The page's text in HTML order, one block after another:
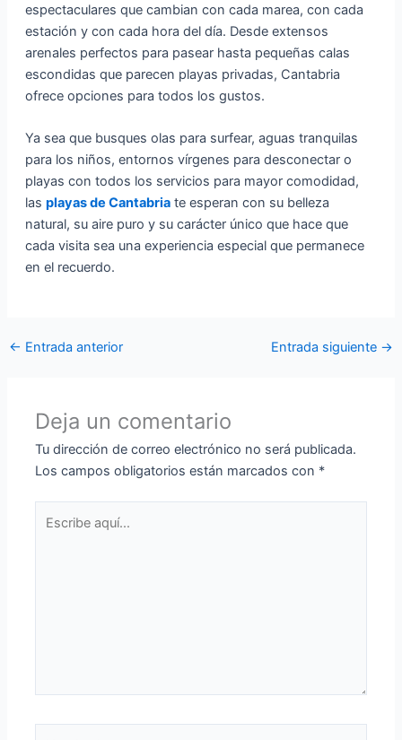
espectaculares que cambian con cada marea, con cada
estación y con cada hora del día. Desde extensos
arenales perfectos para pasear hasta pequeñas calas
escondidas que parecen playas privadas, Cantabria
ofrece opciones para todos los gustos.
Ya sea que busques olas para surfear, aguas tranquilas
para los niños, entornos vírgenes para desconectar o
playas con todos los servicios para mayor comodidad,
las playas de Cantabriate esperan con su belleza
natural, su aire puro y su carácter único que hace que
cada visita sea una experiencia especial que permanece
en el recuerdo.
← Entrada anterior Entrada siguiente →
Deja un comentario
Tu dirección de correo electrónico no será publicada.
Los campos obligatorios están marcados con *